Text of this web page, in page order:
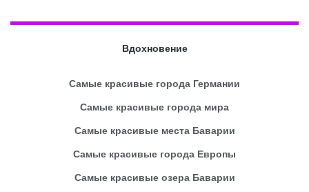
Вдохновение
Самые красивые города Германии
Самые красивые города мира
Самые красивые места Баварии
Самые красивые города Европы
Самые красивые озера Баварии